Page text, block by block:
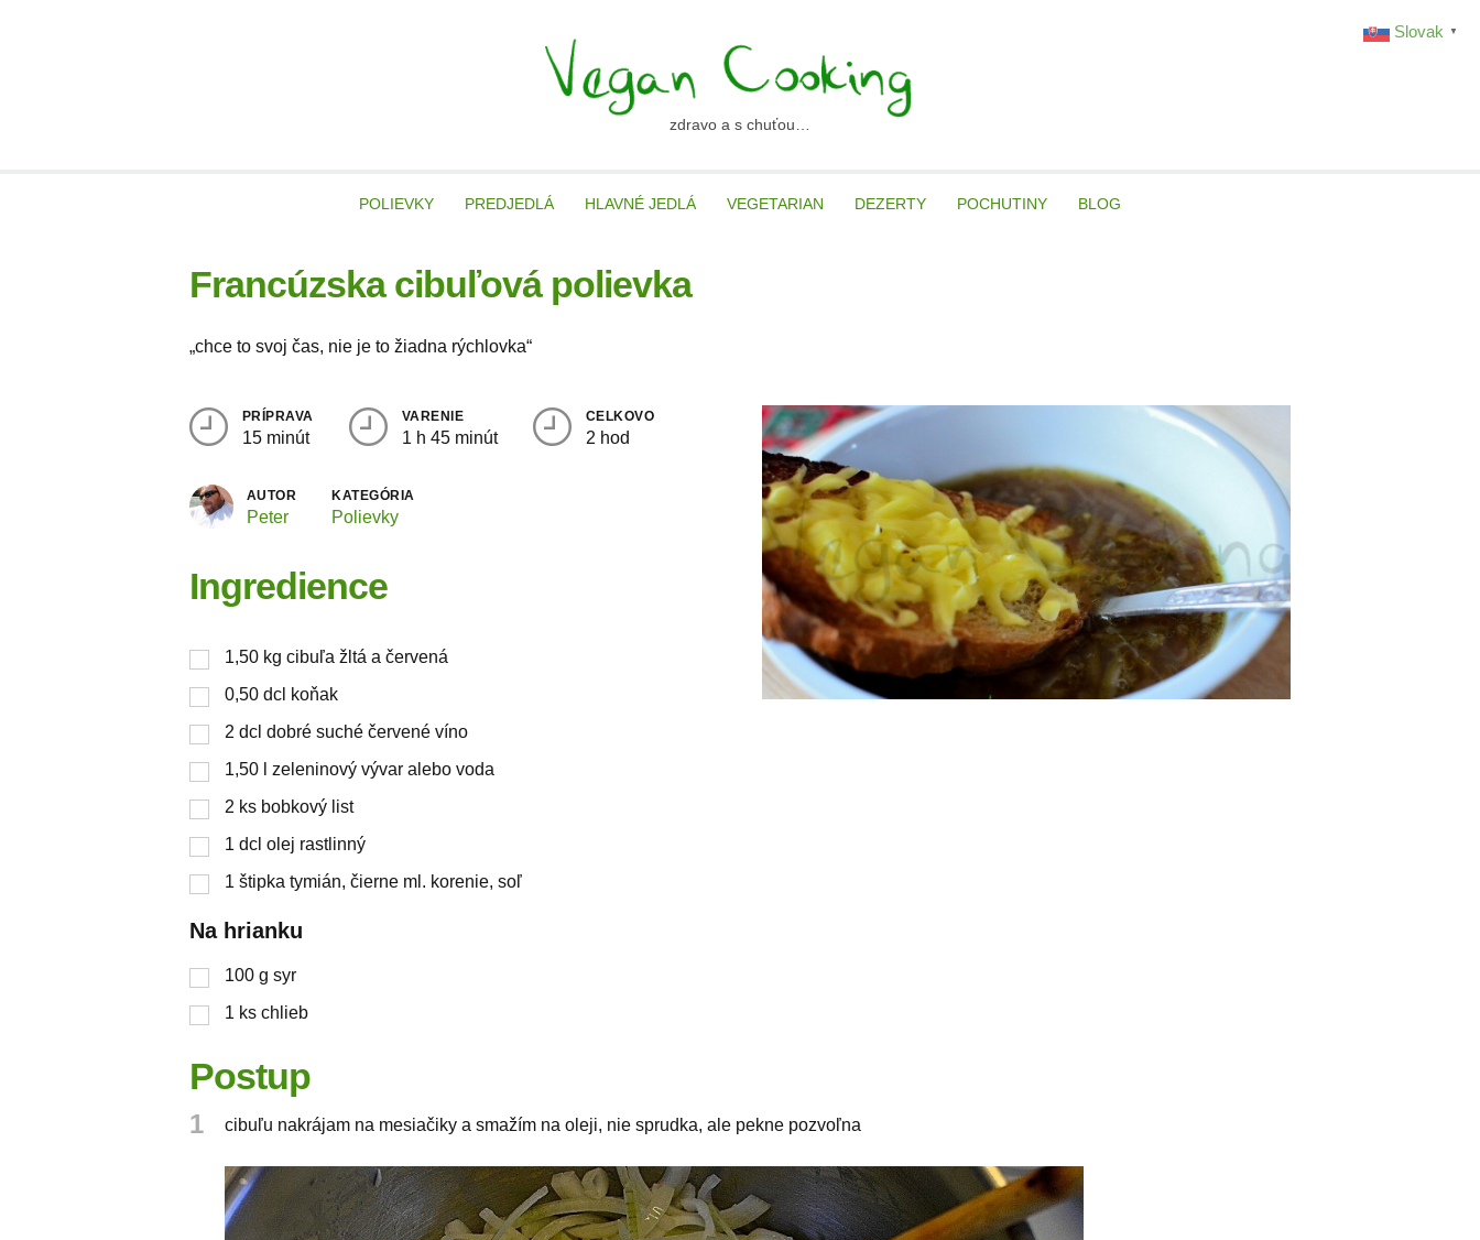
zdravo a s chuťou…
POLIEVKY PREDJEDLÁ HLAVNÉ JEDLÁ VEGETARIAN DEZERTY POCHUTINY BLOG
Francúzska cibuľová polievka
„chce to svoj čas, nie je to žiadna rýchlovka“
PRÍPRAVA
15 minút
VARENIE
1 h 45 minút
CELKOVO
2 hod
AUTOR
Peter
KATEGÓRIA
Polievky
Ingredience
1,50 kg cibuľa žltá a červená
0,50 dcl koňak
2 dcl dobré suché červené víno
1,50
zeleninový vývar alebo voda
2 ks bobkový list
1 dcl olej rastlinný
1 štipka tymián, čierne ml. korenie, soľ
Na hrianku
100 g syr
1 ks chlieb
Postup
1 cibuľu nakrájam na mesiačiky a smažím na oleji, nie sprudka, ale pekne pozvoľna
Slovak ▼